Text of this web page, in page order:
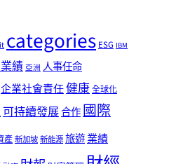
categories ESG IBM
績 亞洲 人事任命
企業社會責任健康全球化
可持續發展合作國際
產新加坡新能源旅遊業績